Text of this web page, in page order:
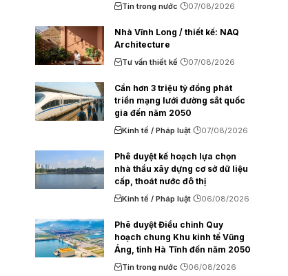
Tin trong nước 07/08/2026
Nhà Vĩnh Long / thiết kế: NAQ
Architecture
Tư vấn thiết kế 07/08/2026
Cần hơn 3 triệu tỷ đồng phát
triển mạng lưới đường sắt quốc
gia đến năm 2050
Kinh tế / Pháp luật 07/08/2026
Phê duyệt kế hoạch lựa chọn
nhà thầu xây dựng cơ sở dữ liệu
cấp, thoát nước đô thị
Kinh tế / Pháp luật 06/08/2026
Phê duyệt Điều chỉnh Quy
hoạch chung Khu kinh tế Vũng
Áng, tỉnh Hà Tĩnh đến năm 2050
Tin trong nước 06/08/2026